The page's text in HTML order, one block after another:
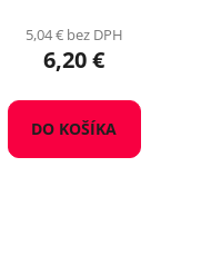
5,04 € bez DPH
6,20 €
DO KOŠÍKA